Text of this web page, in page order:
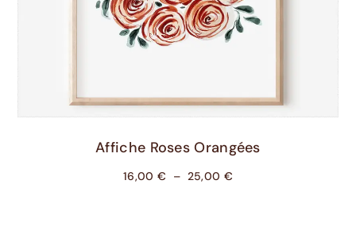
Choix Des Options
Affiche Roses Orangées
16,00 € – 25,00 €